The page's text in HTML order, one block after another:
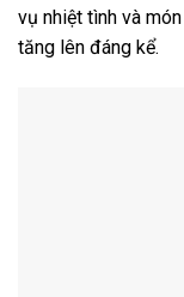
vụ nhiệt tình và
tăng lên đáng kể.